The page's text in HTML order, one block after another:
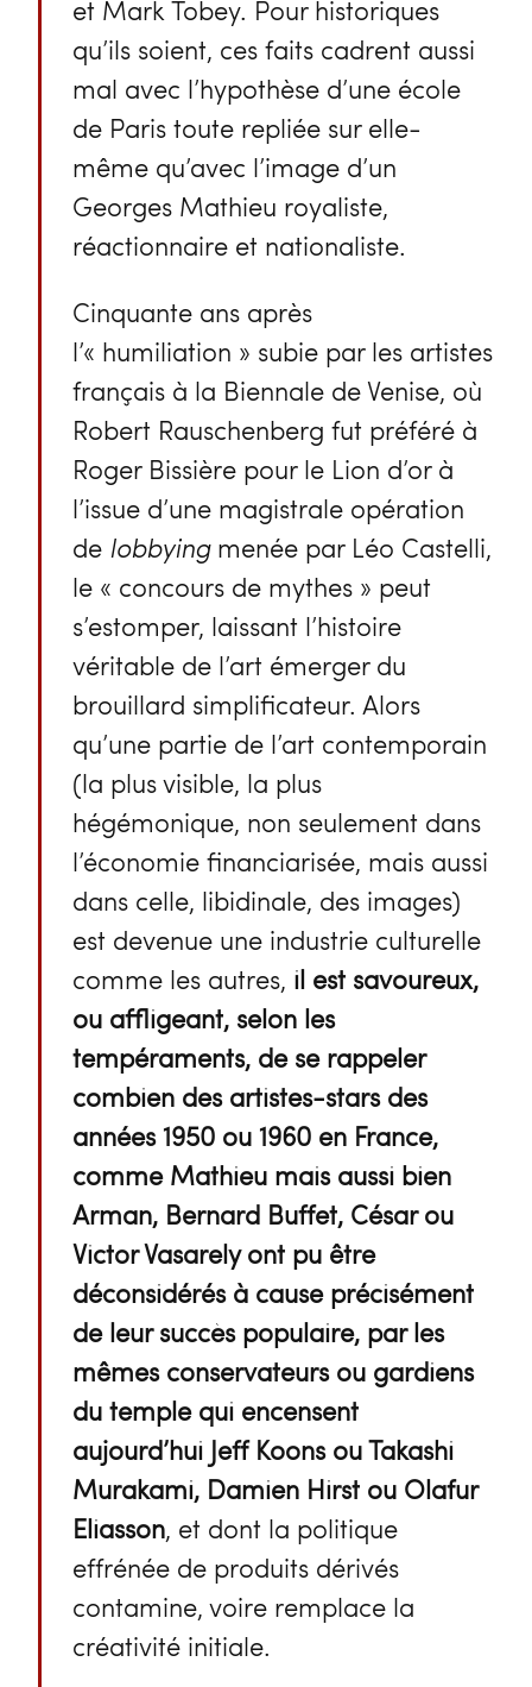
et Mark Tobey. Pour historiques
qu’ils soient, ces faits cadrent aussi
mal avec l’hypothèse d’une école
de Paris toute repliée sur elle-
même qu’avec l’image d’un
Georges Mathieu royaliste,
réactionnaire et nationaliste.
Cinquante ans après
l’« humiliation » subie par les artistes
français à la Biennale de Venise, où
Robert Rauschenberg fut préféré à
Roger Bissière pour le Lion d’or à
l’issue d’une magistrale opération
de lobbyingmenée par Léo Castelli,
le « concours de mythes » peut
s’estomper, laissant l’histoire
véritable de l’art émerger du
brouillard simplificateur. Alors
qu’une partie de l’art contemporain
(la plus visible, la plus
hégémonique, non seulement dans
l’économie financiarisée, mais aussi
dans celle, libidinale, des images)
est devenue une industrie culturelle
comme les autres, il est savoureux,
ou affligeant, selon les
tempéraments, de se rappeler
combien des artistes-stars des
années 1950 ou 1960 en France,
comme Mathieu mais aussi bien
Arman, Bernard Buffet, César ou
Victor Vasarely ont pu être
déconsidérés à cause précisément
de leur succès populaire, par les
mêmes conservateurs ou gardiens
du temple qui encensent
aujourd’hui Jeff Koons ou Takashi
Murakami, Damien Hirst ou Olafur
Eliasson, et dont la politique
effrénée de produits dérivés
contamine, voire remplace la
créativité initiale.